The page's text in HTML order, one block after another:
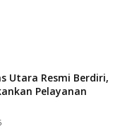
Utara Resmi Berdiri,
Pelayanan